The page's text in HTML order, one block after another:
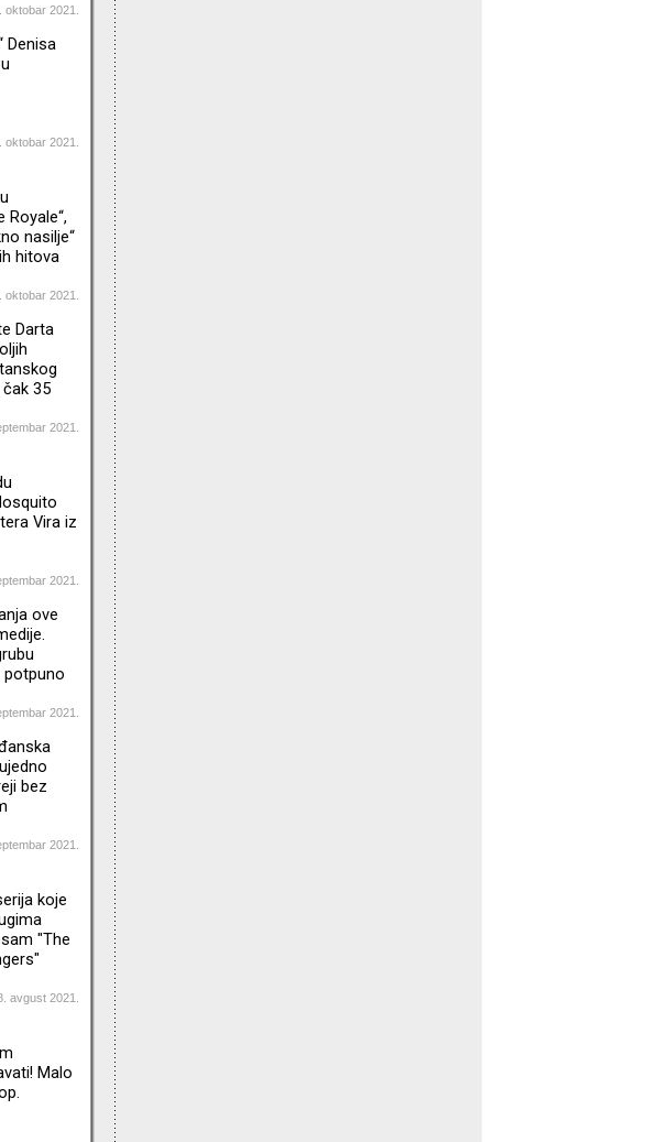
oktobar 2021.
Denisa
oktobar 2021.
nasilje“
hitova
sada –
oktobar 2021.
Darta
35
2021.
Vira iz
–
2021.
ove
potpuno
koji je I
2021.
bez
večeri,
2021.
koje
"The
avgust 2021.
Malo